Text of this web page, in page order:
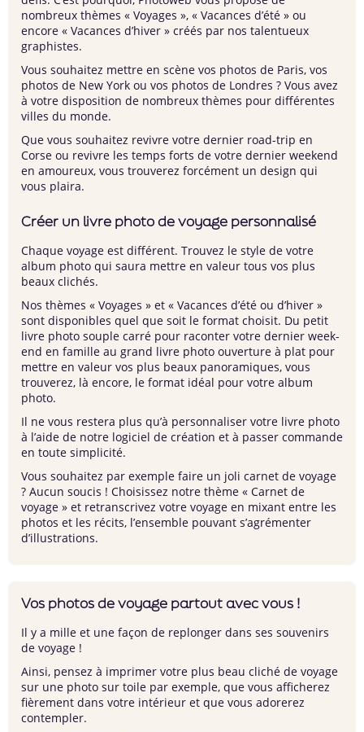
nombreux thèmes « Voyages », « Vacances d’été » ou
encore « Vacances d’hiver » créés par nos talentueux
graphistes.
Vous souhaitez mettre en scène vos photos de Paris, vos
photos de New York ou vos photos de Londres ? Vous avez
à votre disposition de nombreux thèmes pour différentes
villes du monde.
Que vous souhaitez revivre votre dernier road-trip en
Corse ou revivre les temps forts de votre dernier weekend
en amoureux, vous trouverez forcément un design qui
vous plaira.
Créer un livre photo de voyage personnalisé
Chaque voyage est différent. Trouvez le style de votre
album photo qui saura mettre en valeur tous vos plus
beaux clichés.
Nos thèmes « Voyages » et « Vacances d’été ou d’hiver »
sont disponibles quel que soit le format choisit. Du petit
livre photo souple carré pour raconter votre dernier week-
end en famille au grand livre photo ouverture à plat pour
mettre en valeur vos plus beaux panoramiques, vous
trouverez, là encore, le format idéal pour votre album
photo.
Il ne vous restera plus qu’à personnaliser votre livre photo
à l’aide de notre logiciel de création et à passer commande
en toute simplicité.
Vous souhaitez par exemple faire un joli carnet de voyage
? Aucun soucis ! Choisissez notre thème « Carnet de
voyage » et retranscrivez votre voyage en mixant entre les
photos et les récits, l’ensemble pouvant s’agrémenter
d’illustrations.
Vos photos de voyage partout avec vous !
Il y a mille et une façon de replonger dans ses souvenirs
de voyage !
Ainsi, pensez à imprimer votre plus beau cliché de voyage
sur une photo sur toile par exemple, que vous afficherez
fièrement dans votre intérieur et que vous adorerez
contempler.